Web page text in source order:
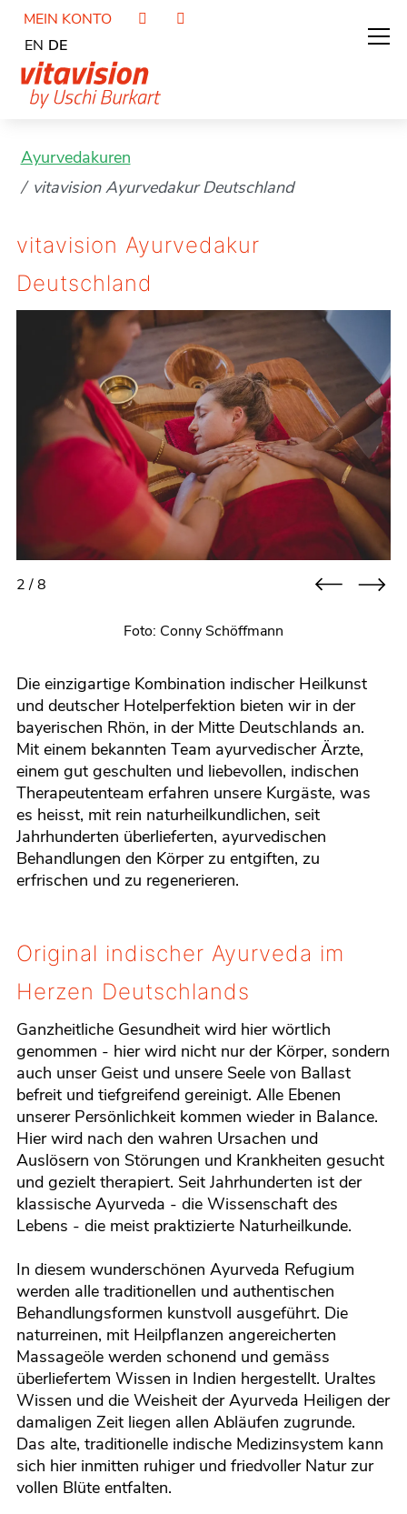
MEIN KONTO
EN DE
Ayurvedakuren
vitavision Ayurvedakur Deutschland
vitavision Ayurvedakur
Deutschland
2 / 8
Foto: Conny Schöffmann
Die einzigartige Kombination indischer Heilkunst
und deutscher Hotelperfektion bieten wir in der
bayerischen Rhön, in der Mitte Deutschlands an.
Mit einem bekannten Team ayurvedischer Ärzte,
einem gut geschulten und liebevollen, indischen
Therapeutenteam erfahren unsere Kurgäste, was
es heisst, mit rein naturheilkundlichen, seit
Jahrhunderten überlieferten, ayurvedischen
Behandlungen den Körper zu entgiften, zu
erfrischen und zu regenerieren.
Original indischer Ayurveda im
Herzen Deutschlands
Ganzheitliche Gesundheit wird hier wörtlich
genommen - hier wird nicht nur der Körper, sondern
auch unser Geist und unsere Seele von Ballast
befreit und tiefgreifend gereinigt. Alle Ebenen
unserer Persönlichkeit kommen wieder in Balance.
Hier wird nach den wahren Ursachen und
Auslösern von Störungen und Krankheiten gesucht
und gezielt therapiert. Seit Jahrhunderten ist der
klassische Ayurveda - die Wissenschaft des
Lebens - die meist praktizierte Naturheilkunde.
In diesem wunderschönen Ayurveda Refugium
werden alle traditionellen und authentischen
Behandlungsformen kunstvoll ausgeführt. Die
naturreinen, mit Heilpflanzen angereicherten
Massageöle werden schonend und gemäss
überliefertem Wissen in Indien hergestellt. Uraltes
Wissen und die Weisheit der Ayurveda Heiligen der
damaligen Zeit liegen allen Abläufen zugrunde.
Das alte, traditionelle indische Medizinsystem kann
sich hier inmitten ruhiger und friedvoller Natur zur
vollen Blüte entfalten.